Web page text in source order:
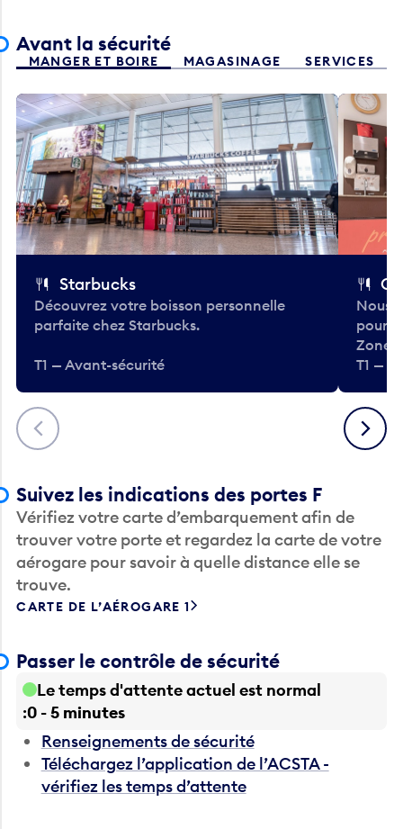
Avant la sécurité
MANGER ET BOIRE MAGASINAGE SERVICES
Précédent
Starbucks
Découvrez votre boisson personnelle
parfaite chez Starbucks.
T1 — Avant-sécurité
Nous
pour
Zone.
T1 —
Suivant
Suivez les indications des portes F
Vérifiez votre carte d’embarquement afin de
trouver votre porte et regardez la carte de votre
aérogare pour savoir à quelle distance elle se
trouve.
CARTE DE L’AÉROGARE 1
Passer le contrôle de sécurité
Le temps d'attente actuel est normal
0 - 5 minutes
Renseignements de sécurité
Téléchargez l’application de l’ACSTA -
vérifiez les temps d’attente